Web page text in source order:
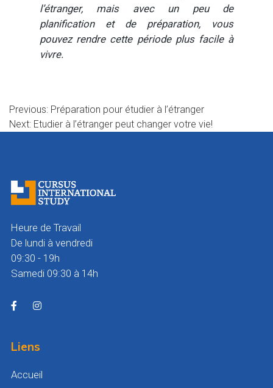
l’étranger, mais avec un peu de
planification et de préparation, vous
pouvez rendre cette période plus facile à
vivre.
Navigation
de
Previous: Préparation pour étudier à l’étranger
Next: Etudier à l’étranger peut changer votre vie!
Heure de Travail
De lundi à vendredi
09:30 - 19h
Samedi 09:30 à 14h
Liens
Accueil